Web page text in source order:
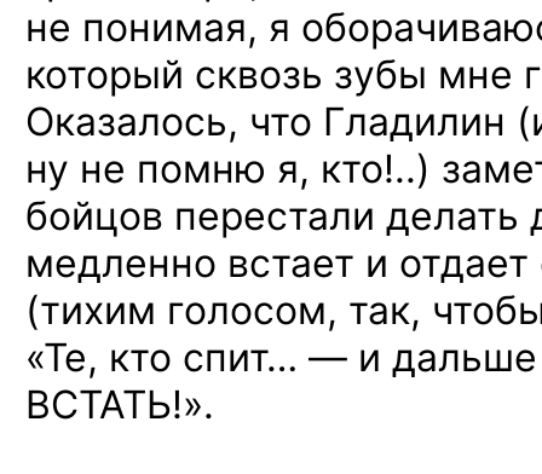
не понимая, я
который сквозь зубы мне
Оказалось, что Гладилин
ну не помню я, кто!..)
бойцов перестали делать
медленно встает и
(тихим голосом, так,
«Те, кто спит… — и
ВСТАТЬ!».